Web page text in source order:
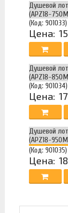
Душевой
(APZ18-
(Код: 901033)
Цена:
Душевой
(APZ18-
(Код: 901034)
Цена:
Душевой
(APZ18-
(Код: 901035)
Цена: